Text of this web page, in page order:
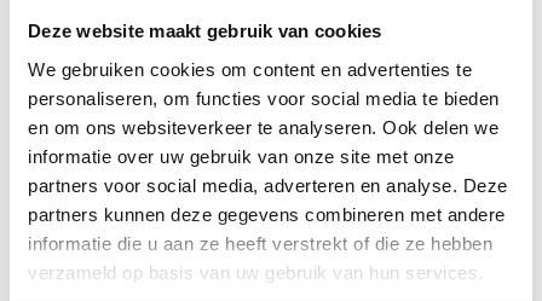
Deze website maakt gebruik van cookies
We gebruiken cookies om content en advertenties te
personaliseren, om functies voor social media te bieden
en om ons websiteverkeer te analyseren. Ook delen we
informatie over uw gebruik van onze site met onze
partners voor social media, adverteren en analyse. Deze
partners kunnen deze gegevens combineren met andere
informatie die u aan ze heeft verstrekt of die ze hebben
verzameld op basis van uw gebruik van hun services.
WAAROM COMFORT
BELANGRIJKER WORDT NA JE
ZWANGERSCHAP
5X TIPS OM ALS KERSVERSE